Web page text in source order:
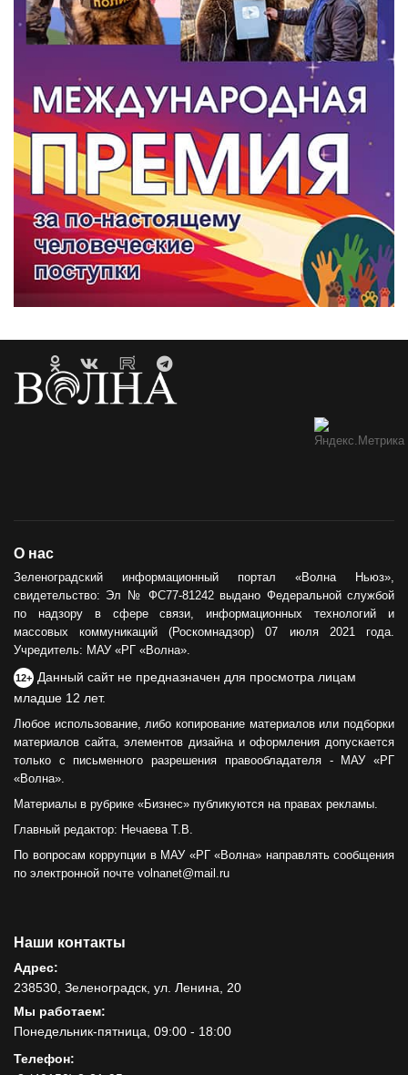
О нас
Зеленоградский информационный портал «Волна Ньюз»,
свидетельство: Эл № ФС77-81242 выдано Федеральной службой
по надзору в сфере связи, информационных технологий и
массовых коммуникаций (Роскомнадзор) 07 июля 2021 года.
Учредитель: МАУ «РГ «Волна».
12+ Данный сайт не предназначен для просмотра лицам
младше 12 лет.
Любое использование, либо копирование материалов или подборки
материалов сайта, элементов дизайна и оформления допускается
только с письменного разрешения правообладателя - МАУ «РГ
«Волна».
Материалы в рубрике «Бизнес» публикуются на правах рекламы.
Главный редактор: Нечаева Т.В.
По вопросам коррупции в МАУ «РГ «Волна» направлять сообщения
по электронной почте volnanet@mail.ru
Наши контакты
Адрес:
238530, Зеленоградск, ул. Ленина, 20
Мы работаем:
Понедельник-пятница, 09:00 - 18:00
Телефон: